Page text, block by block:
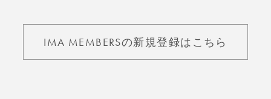
IMA MEMBERSの新規登録はこちら